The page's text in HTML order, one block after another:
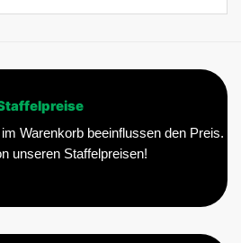
Warenkorb beeinflussen den Preis.
unseren Staffelpreisen!